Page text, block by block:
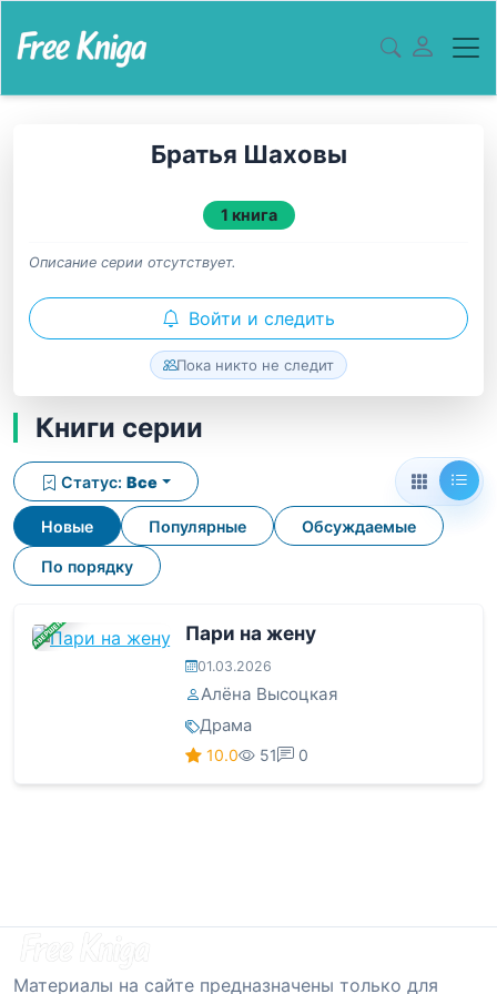
Братья Шаховы
1 книга
Описание серии отсутствует.
Войти и следить
Пока никто не следит
Книги серии
Новые Популярные Обсуждаемые
По порядку
Статус: Все
ЗАВЕРШЕНА Пари на жену
01.03.2026
Алёна Высоцкая
Драма
10.0 51 0
Материалы на сайте предназначены только для